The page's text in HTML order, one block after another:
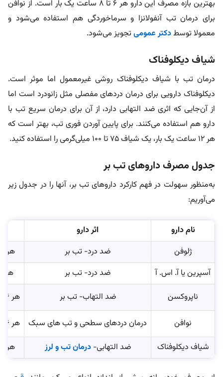
بهترین بازه مصرف این دارو هر 6 تا 8 ساعت یک بار است. از نوافن
برای درمان تب آنفولانزا و سرماخوردگی هم استفاده می‌شود و
معمولا توسطدکتر عمومیتجویز می‌شود.
شیاف دیکلوفناک
درمان تب با شیاف دیکلوفناک روشی غیرمعمول اما موثر است.
دیکلوفناک دارویی برای درمان دردهای مفصلی مثل زانودرد است اما
از آن‌جایی که اثری ضد التهابی دارد، از آن برای درمان سریع تب با
دارو هم استفاده می‌کنند. برای پایین آوردن فوری تب، بهتر است که
هر 12 ساعت یک بار، یک شیاف 75 تا 100 میلی‌گرمی را استفاده کنید.
جدول مصرف داروهای تب بر
به‌منظور سهولت در فهم کارکرد داروهای تب بر، آنها را در جدول زیر
می‌آوریم:
نام دارو اثر دارو
ژلوفن
ضد درد- تب بر
هر 12 ساعت یک بار
آسپرین یا آ. اس. آ
ضد درد- تب بر
هر 6 ساعت یک بار
ناپروکسن
ضد التهاب- تب بر هر 6 یا 8 ساعت یک بار
نوافن درمان دردهای سطحی و تب های سبک
هر 6 یا 8 ساعت یک بار
شیاف دیکلوفناک
ضد التهابی-درمان تب و لرز هر 12 ساعت یک بار